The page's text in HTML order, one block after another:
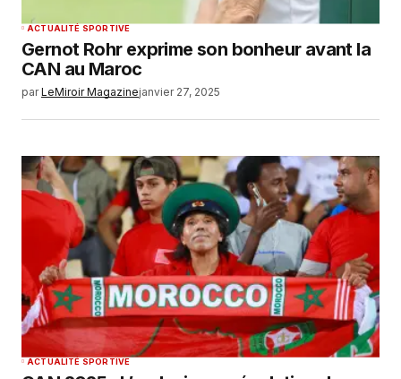
ACTUALITÉ SPORTIVE
Gernot Rohr exprime son bonheur avant la
CAN au Maroc
par LeMiroir Magazinejanvier 27, 2025
ACTUALITÉ SPORTIVE